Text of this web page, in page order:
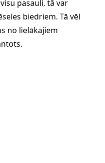
pasauli, tā var
biedriem. Tā vēl
no lielākajiem